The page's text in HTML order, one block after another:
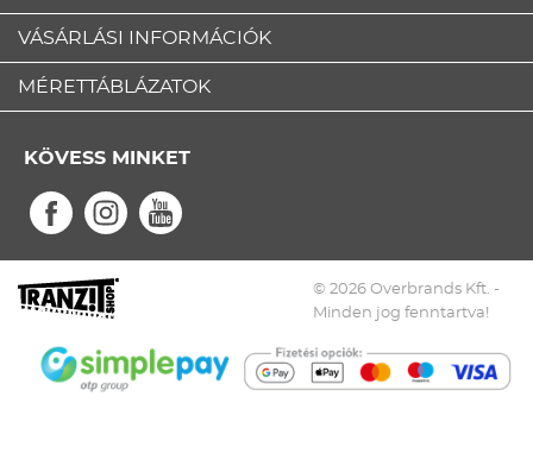
VÁSÁRLÁSI INFORMÁCIÓK
MÉRETTÁBLÁZATOK
KÖVESS MINKET
© 2026 Overbrands Kft. -
Minden jog fenntartva!